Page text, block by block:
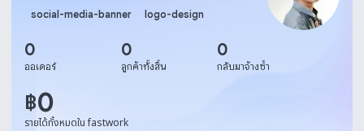
social-media-banner
logo-design
0
ออเดอร์
0
ลูกค้าทั้งสิ้น
0
กลับมาจ้างซ้ำ
฿0
รายได้ทั้งหมดใน fastwork